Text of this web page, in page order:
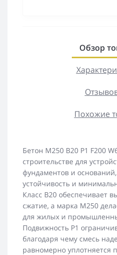
Обзор
Похожие
Бетон М250 В20 Р1 F200
строительстве для
фундаментов и
устойчивость и
Класс В20 обеспечивает
сжатие, а марка М250
для жилых и
Подвижность Р1
благодаря чему смесь
равномерно уплотняется